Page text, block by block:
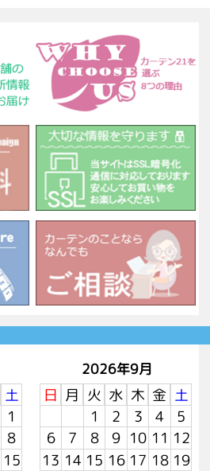
土
1
8
15
2026年9月
日 月 火 水 木 金 土
1
2 3 4
5
6
7 8 9 10 11 12
13 14 15 16 17 18 19